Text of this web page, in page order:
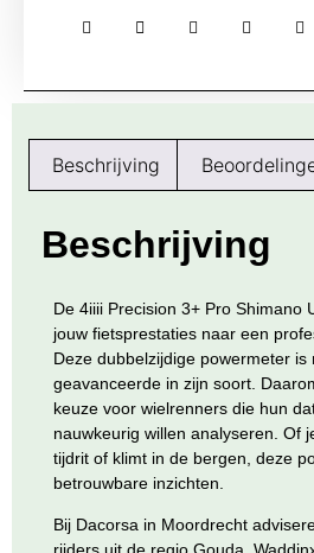
Beschrijving
Beschrijving
De 4iiii Precision 3+ Pro Shimano
jouw fietsprestaties naar een
Deze dubbelzijdige powermeter is
geavanceerde in zijn soort.
keuze voor wielrenners die hun
nauwkeurig willen analyseren. Of
tijdrit of klimt in de bergen, deze
betrouwbare inzichten.
Bij Dacorsa in Moordrecht